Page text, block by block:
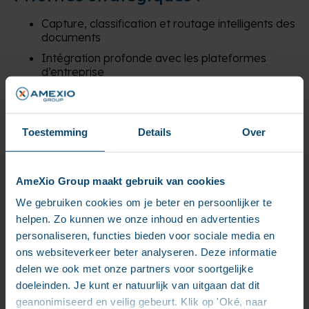
Toestemming Details Over
AmeXio Group maakt gebruik van cookies
We gebruiken cookies om je beter en persoonlijker te
helpen. Zo kunnen we onze inhoud en advertenties
personaliseren, functies bieden voor sociale media en
ons websiteverkeer beter analyseren. Deze informatie
delen we ook met onze partners voor soortgelijke
doeleinden. Je kunt er natuurlijk van uitgaan dat dit
geanonimiseerd en veilig gebeurt. Klik op 'Oké, naar
Capture, classification et routage intelligents des
documents
Intégration profonde avec les plateformes
d’entreprise
Très grande scalabilité, performance et maîtrise
des coûts
Auditabilité et traçabilité complètes des flux de
contenu
Doxis et OpenText Extended ECM (xECM) illustrent ce
domaine, combinant une scalabilité massive et des
intégrations prêtes à l’emploi pour les écosystèmes
d’entreprise.
Archivage numérique – Garantir
la conformité légale